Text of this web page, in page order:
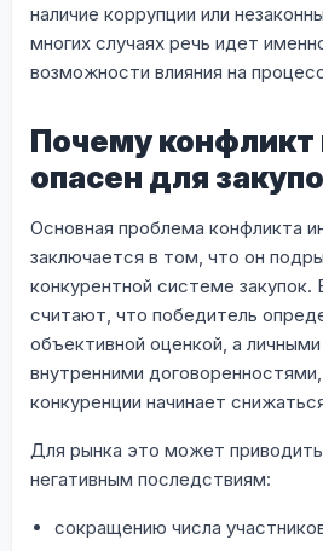
наличие коррупции или
многих случаях речь идет
возможности влияния на
Почему конфликт
опасен для
Основная проблема конфликта
заключается в том, что он
конкурентной системе закупок.
считают, что победитель
объективной оценкой, а
внутренними
конкуренции начинает
Для рынка это может
негативным последствиям:
сокращению числа